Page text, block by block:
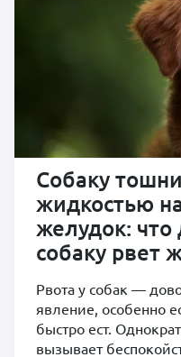
Собаку
жидкостью
желудок: что
собаку рвет
Рвота у собак —
явление, особенно
быстро ест.
вызывает